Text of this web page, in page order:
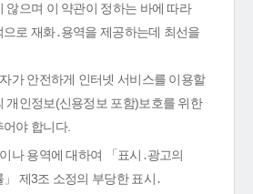
않으며 이 약관이 정하는 바에 따라
로 재화․용역을 제공하는데 최선을
가 안전하게 인터넷 서비스를 이용할
개인정보(신용정보 포함)보호를 위한
야 합니다.
나 용역에 대하여 「표시․광고의
제3조 소정의 부당한 표시․